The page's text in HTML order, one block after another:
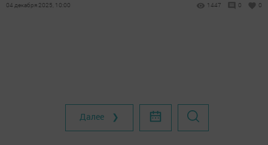
04 декабря 2025, 10:00 1447 0 0
Далее ❯